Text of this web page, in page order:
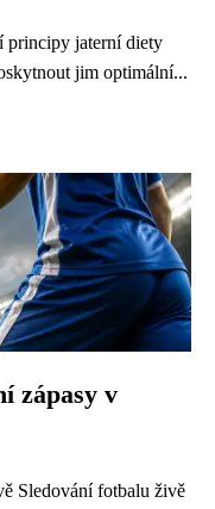
principy jaterní diety
jim optimální...
zápasy v
Sledování fotbalu živě